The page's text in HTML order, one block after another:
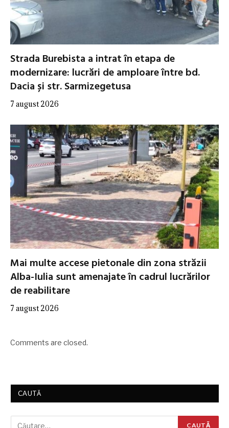
Strada Burebista a intrat în etapa de
modernizare: lucrări de amploare între bd.
Dacia și str. Sarmizegetusa
7 august 2026
Mai multe accese pietonale din zona străzii
Alba-Iulia sunt amenajate în cadrul lucrărilor
de reabilitare
7 august 2026
Comments are closed.
CAUTĂ